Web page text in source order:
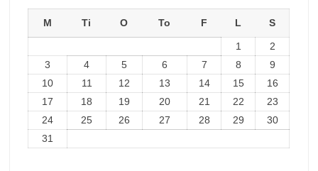
M Ti O To F L S
1
2
3
4 5 6 7 8
9
10
11 12 13 14 15
16
17
18 19 20 21 22
23
24
25 26 27 28 29
30
31